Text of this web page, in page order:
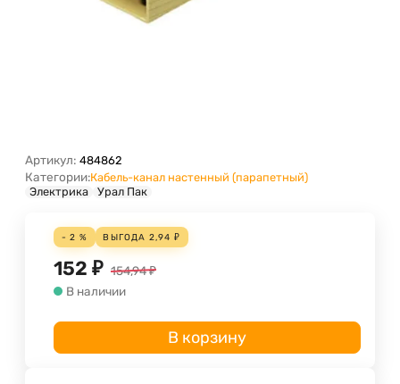
Артикул: 484862
Категории:Кабель-канал настенный (парапетный)
Электрика
Урал Пак
- 2 % ВЫГОДА 2,94 ₽
152 ₽ 154,94₽
В наличии
В корзину